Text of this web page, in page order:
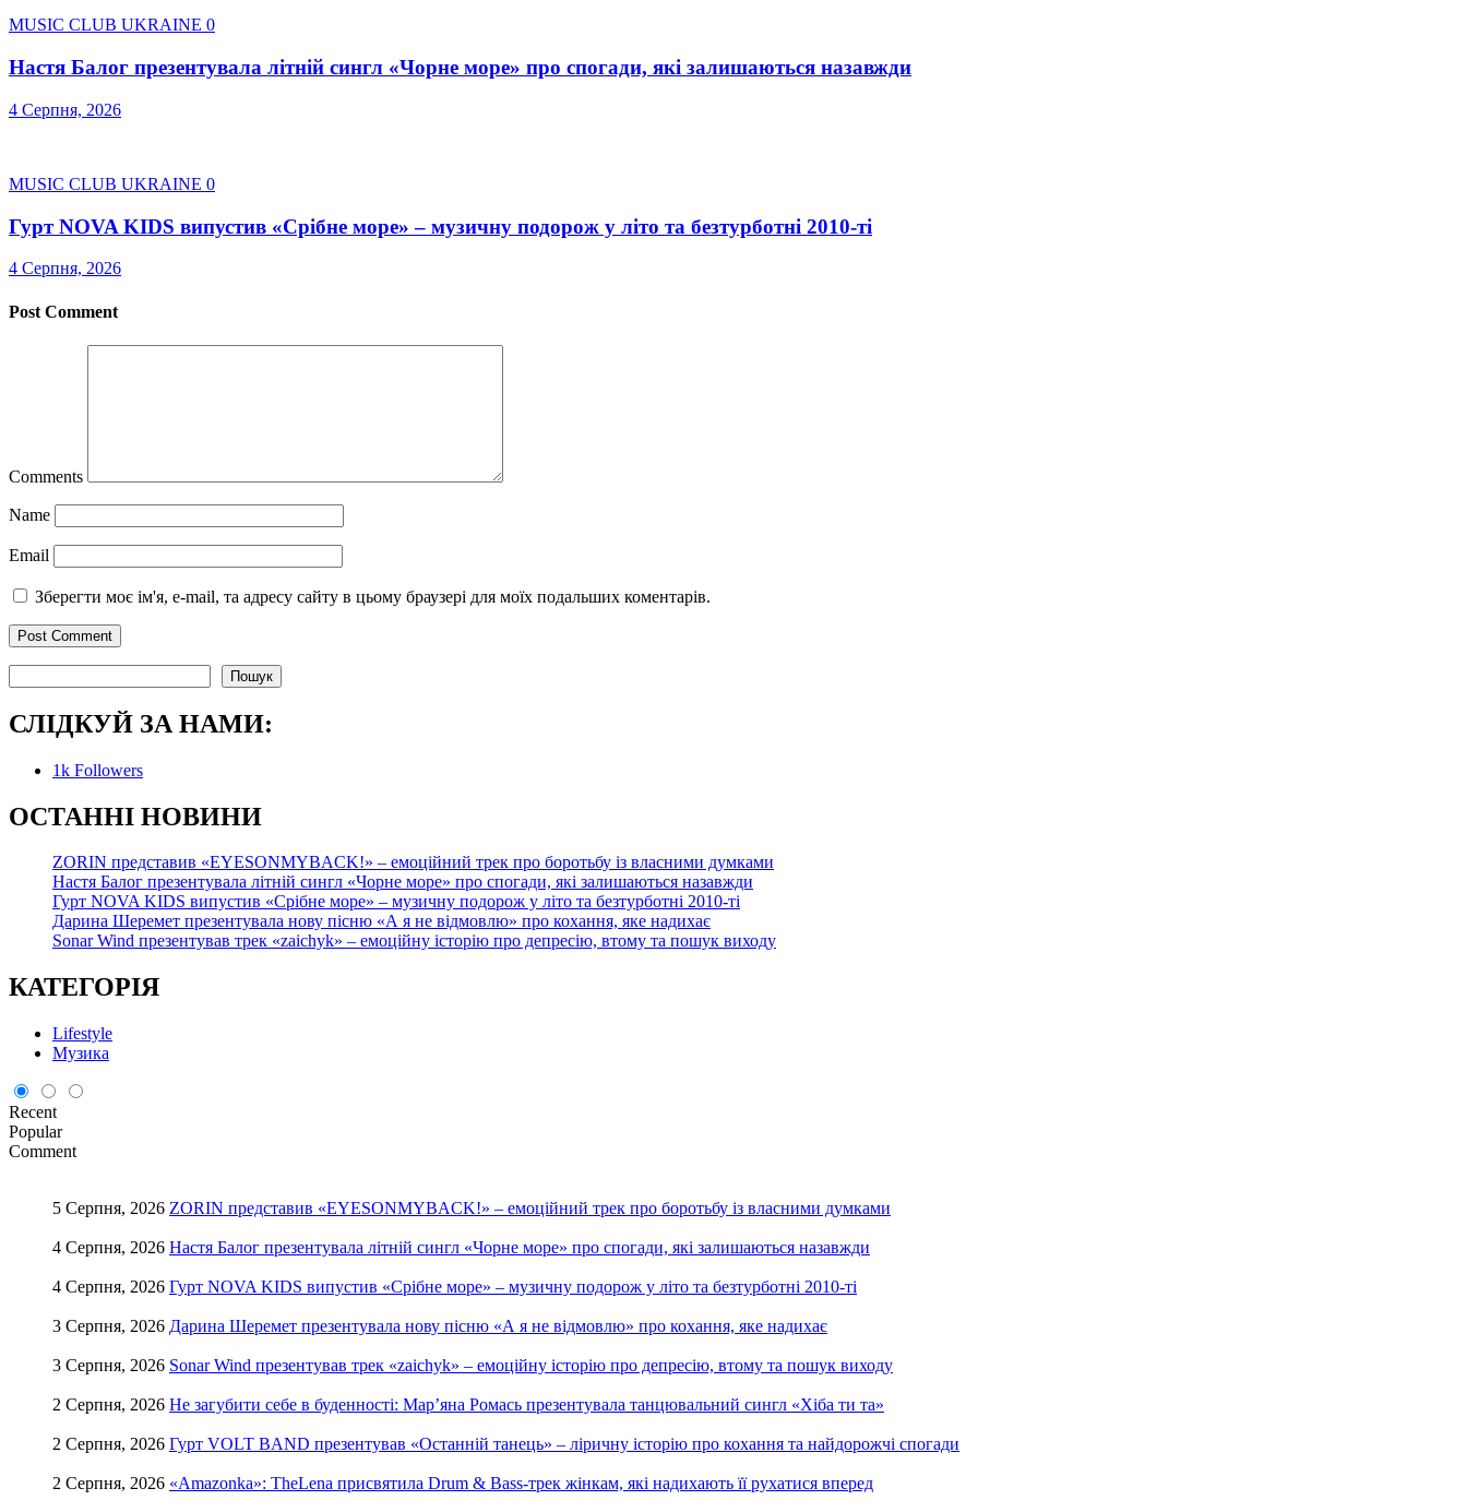
MUSIC CLUB UKRAINE 0
Настя Балог презентувала літній сингл «Чорне море» про спогади, які залишаються назавжди
4 Серпня, 2026
MUSIC CLUB UKRAINE 0
Гурт NOVA KIDS випустив «Срібне море» – музичну подорож у літо та безтурботні 2010-ті
4 Серпня, 2026
Post Comment
Comments
Name
Email
Зберегти моє ім'я, e-mail, та адресу сайту в цьому браузері для моїх подальших коментарів.
Пошук
СЛІДКУЙ ЗА НАМИ:
1k Followers
ОСТАННІ НОВИНИ
ZORIN представив «EYESONMYBACK!» – емоційний трек про боротьбу із власними думками
Настя Балог презентувала літній сингл «Чорне море» про спогади, які залишаються назавжди
Гурт NOVA KIDS випустив «Срібне море» – музичну подорож у літо та безтурботні 2010-ті
Дарина Шеремет презентувала нову пісню «А я не відмовлю» про кохання, яке надихає
Sonar Wind презентував трек «zaichyk» – емоційну історію про депресію, втому та пошук виходу
КАТЕГОРІЯ
Lifestyle
Музика
Recent
Popular
Comment
5 Серпня, 2026 ZORIN представив «EYESONMYBACK!» – емоційний трек про боротьбу із власними думками
4 Серпня, 2026 Настя Балог презентувала літній сингл «Чорне море» про спогади, які залишаються назавжди
4 Серпня, 2026 Гурт NOVA KIDS випустив «Срібне море» – музичну подорож у літо та безтурботні 2010-ті
3 Серпня, 2026 Дарина Шеремет презентувала нову пісню «А я не відмовлю» про кохання, яке надихає
3 Серпня, 2026 Sonar Wind презентував трек «zaichyk» – емоційну історію про депресію, втому та пошук виходу
2 Серпня, 2026 Не загубити себе в буденності: Мар’яна Ромась презентувала танцювальний сингл «Хіба ти та»
2 Серпня, 2026 Гурт VOLT BAND презентував «Останній танець» – ліричну історію про кохання та найдорожчі спогади
2 Серпня, 2026 «Amazonka»: TheLena присвятила Drum & Bass-трек жінкам, які надихають її рухатися вперед